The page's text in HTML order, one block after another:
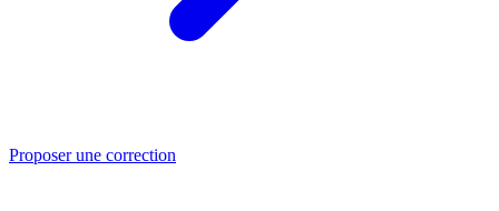
Proposer une correction